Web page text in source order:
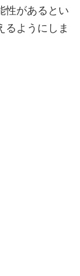
性があるとい
るようにしま